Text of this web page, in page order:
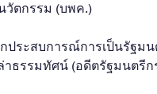
วัตกรรม (บพค.)
ประสบการณ์การเป็นรัฐม
าธรรมทัศน์ (อดีตรัฐมนตรีก